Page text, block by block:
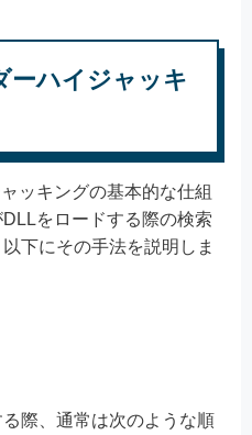
ーハイジャッキ
ッキングの基本的な仕組
をロードする際の検索
下にその手法を説明しま
際、通常は次のような順